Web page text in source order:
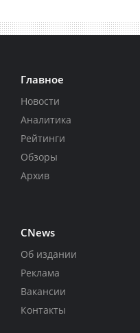
Главное
Новости
Аналитика
Рейтинги
Обзоры
Архив
CNews
Об издании
Реклама
Вакансии
Контакты